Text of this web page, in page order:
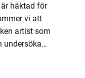
häktad för
vi att
artist som
undersöka